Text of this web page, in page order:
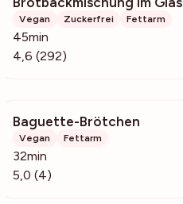
Vegan Zuckerfrei Fettarm
45min
4,6 (292)
Baguette-Brötchen
Vegan Fettarm
32min
5,0 (4)